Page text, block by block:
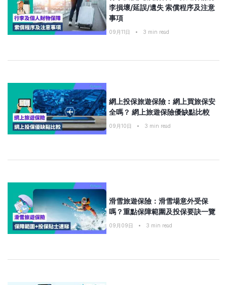
李損壞/延誤/遺失 索償程序及注意
事項
09月11日 • 3 min read
網上投保旅遊保險︰網上買旅保安
全嗎？ 網上旅遊保險優缺點比較
09月10日 • 3 min read
滑雪旅遊保險：滑雪場意外受保
嗎？重點保障範圍及投保要訣一覽
09月09日 • 3 min read